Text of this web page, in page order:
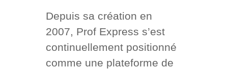
Depuis sa création en
2007, Prof Express s’est
continuellement positionné
comme une plateforme de